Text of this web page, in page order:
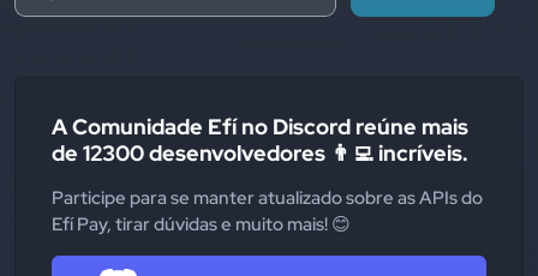
A Comunidade Efí no Discord reúne mais
de 12300 desenvolvedores 👨‍💻 incríveis.
Participe para se manter atualizado sobre as APIs do
Efí Pay, tirar dúvidas e muito mais! 😊